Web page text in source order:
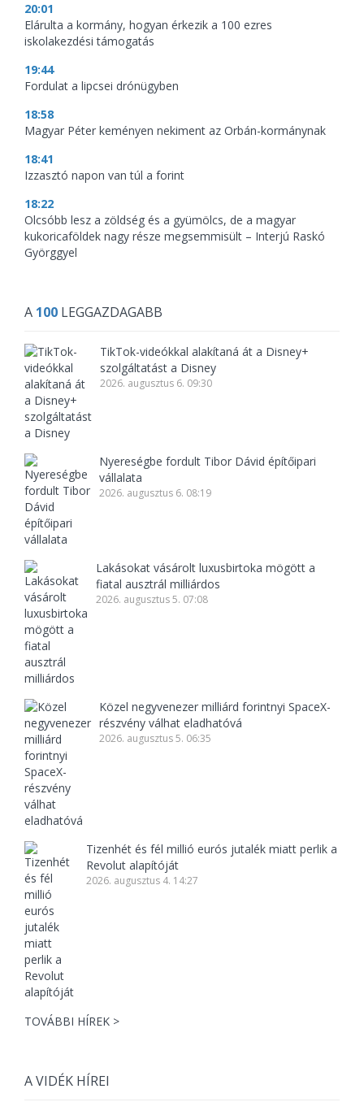
20:01
Elárulta a kormány, hogyan érkezik a 100 ezres
iskolakezdési támogatás
19:44
Fordulat a lipcsei drónügyben
18:58
Magyar Péter keményen nekiment az Orbán-kormánynak
18:41
Izzasztó napon van túl a forint
18:22
Olcsóbb lesz a zöldség és a gyümölcs, de a magyar
kukoricaföldek nagy része megsemmisült – Interjú Raskó
Györggyel
A 100 LEGGAZDAGABB
TikTok-videókkal alakítaná át a Disney+
szolgáltatást a Disney
2026. augusztus 6. 09:30
Nyereségbe fordult Tibor Dávid építőipari
vállalata
2026. augusztus 6. 08:19
Lakásokat vásárolt luxusbirtoka mögött a
fiatal ausztrál milliárdos
2026. augusztus 5. 07:08
Közel negyvenezer milliárd forintnyi SpaceX-
részvény válhat eladhatóvá
2026. augusztus 5. 06:35
Tizenhét és fél millió eurós jutalék miatt perlik a
Revolut alapítóját
2026. augusztus 4. 14:27
TOVÁBBI HÍREK >
A VIDÉK HÍREI